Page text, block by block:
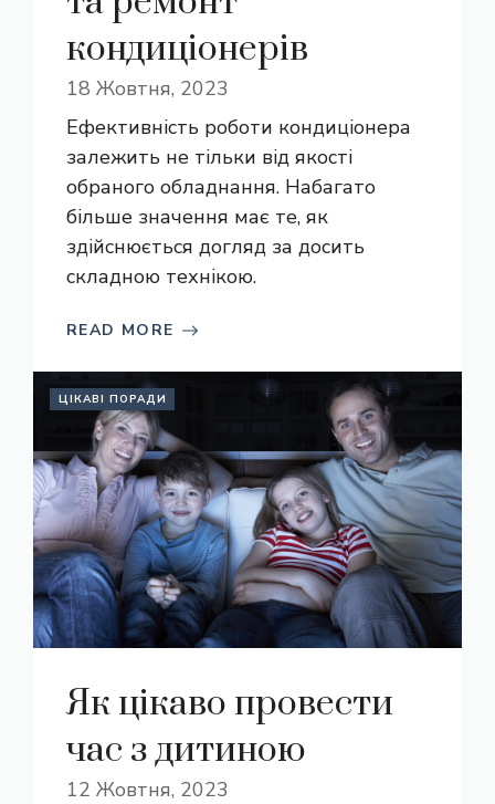
кондиціонерів
18 Жовтня, 2023
Ефективність роботи кондиціонера
залежить не тільки від якості
обраного обладнання. Набагато
більше значення має те, як
здійснюється догляд за досить
складною технікою.
READ MORE
ЦІКАВІ ПОРАДИ
Як цікаво провести
час з дитиною
12 Жовтня, 2023